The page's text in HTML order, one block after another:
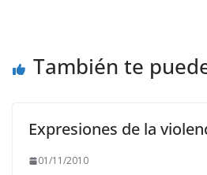
También te
Expresiones de la
01/11/2010